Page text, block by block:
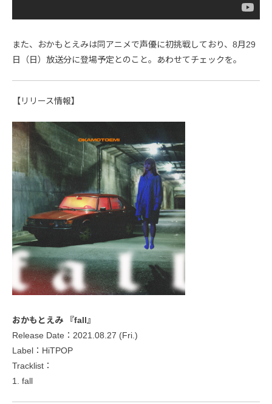
また、おかもとえみは同アニメで声優に初挑戦しており、8月29
日（日）放送分に登場予定とのこと。あわせてチェックを。
【リリース情報】
おかもとえみ 『fall』
Release Date：2021.08.27 (Fri.)
Label：HiTPOP
Tracklist：
1. fall